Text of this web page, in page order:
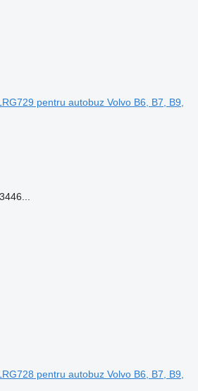
pentru autobuz Volvo B6, B7, B9,
pentru autobuz Volvo B6, B7, B9,